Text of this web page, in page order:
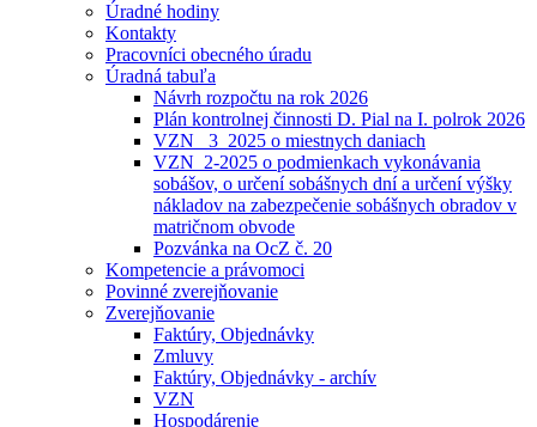
Úradné hodiny
Kontakty
Pracovníci obecného úradu
Úradná tabuľa
Návrh rozpočtu na rok 2026
Plán kontrolnej činnosti D. Pial na I. polrok 2026
VZN _3_2025 o miestnych daniach
VZN_2-2025 o podmienkach vykonávania
sobášov, o určení sobášnych dní a určení výšky
nákladov na zabezpečenie sobášnych obradov v
matričnom obvode
Pozvánka na OcZ č. 20
Kompetencie a právomoci
Povinné zverejňovanie
Zverejňovanie
Faktúry, Objednávky
Zmluvy
Faktúry, Objednávky - archív
VZN
Hospodárenie